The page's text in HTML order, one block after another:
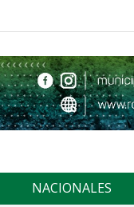
NACIONALES